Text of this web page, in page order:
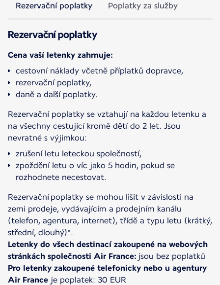
Rezervační poplatky Poplatky za služby
Rezervační poplatky
Cena vaší letenky zahrnuje:
cestovní náklady včetně příplatků dopravce,
rezervační poplatky,
daně a další poplatky.
Rezervační poplatky se vztahují na každou letenku a
na všechny cestující kromě dětí do 2 let. Jsou
zrušení letu leteckou společností,
zpoždění letu o víc jako 5 hodin, pokud se
rozhodnete necestovat.
Rezervační poplatky se mohou lišit v závislosti na
zemi prodeje, vydávajícím a prodejním kanálu
(telefon, agentura, internet), třídě a typu letu (krátký,
Letenky do všech destinací zakoupené na webových
stránkách společnosti Air France:
Pro letenky zakoupené telefonicky nebo u agentury
Air France